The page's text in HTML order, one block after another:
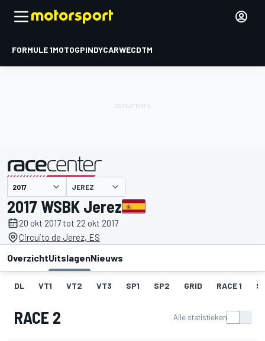
FORMULE 1MOTOGPINDYCARWECDTM
gepresenteerd door JEREZ
2017 WSBK Jerez
20 okt 2017 tot 22 okt 2017
Circuito de Jerez, ES
OverzichtUitslagenNieuws
DL VT1 VT2 VT3 SP1 SP2 GRID RACE 1
RACE 2 Alle statistieken